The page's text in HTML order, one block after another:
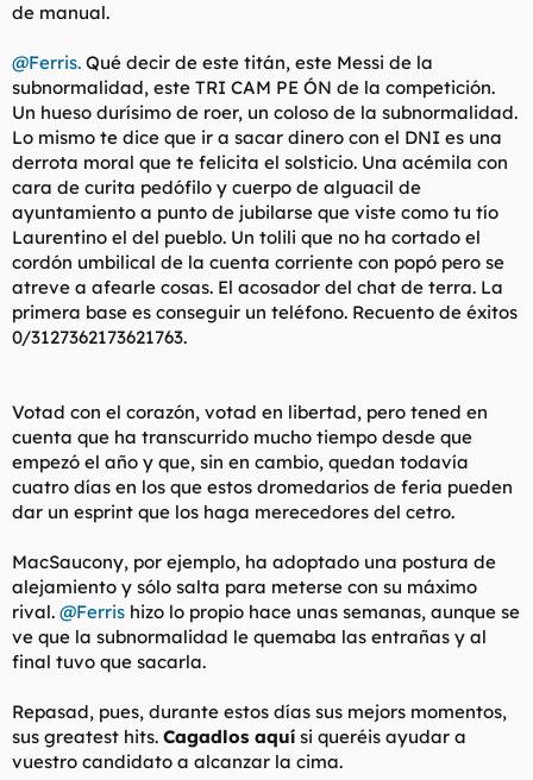
de manual.
@Ferris. Qué decir de este titán, este Messi de la
subnormalidad, este TRI CAM PE ÓN de la competición.
Un hueso durísimo de roer, un coloso de la subnormalidad.
Lo mismo te dice que ir a sacar dinero con el DNI es una
derrota moral que te felicita el solsticio. Una acémila con
cara de curita pedófilo y cuerpo de alguacil de
ayuntamiento a punto de jubilarse que viste como tu tío
Laurentino el del pueblo. Un tolili que no ha cortado el
cordón umbilical de la cuenta corriente con popó pero se
atreve a afearle cosas. El acosador del chat de terra. La
primera base es conseguir un teléfono. Recuento de éxitos
0/3127362173621763.
Votad con el corazón, votad en libertad, pero tened en
cuenta que ha transcurrido mucho tiempo desde que
empezó el año y que, sin en cambio, quedan todavía
cuatro días en los que estos dromedarios de feria pueden
dar un esprint que los haga merecedores del cetro.
MacSaucony, por ejemplo, ha adoptado una postura de
alejamiento y sólo salta para meterse con su máximo
rival. @Ferris hizo lo propio hace unas semanas, aunque se
ve que la subnormalidad le quemaba las entrañas y al
final tuvo que sacarla.
Repasad, pues, durante estos días sus mejors momentos,
sus greatest hits. Cagadlos aquí si queréis ayudar a
vuestro candidato a alcanzar la cima.